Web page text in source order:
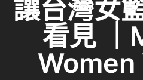
o
o
k
讓台灣女
看見 ｜